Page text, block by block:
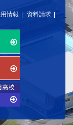
情報 資料請求